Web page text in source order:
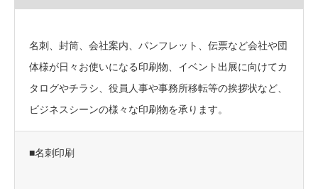
名刺、封筒、会社案内、パンフレット、伝票など会社や団
体様が日々お使いになる印刷物、イベント出展に向けてカ
タログやチラシ、役員人事や事務所移転等の挨拶状など、
ビジネスシーンの様々な印刷物を承ります。
■名刺印刷